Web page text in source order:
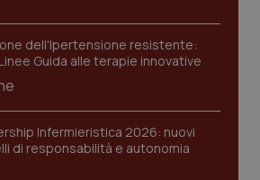
dell'Ipertensione resistente:
Guida alle terapie innovative
Infermieristica 2026: nuovi
di responsabilità e autonomia
.youtube.com